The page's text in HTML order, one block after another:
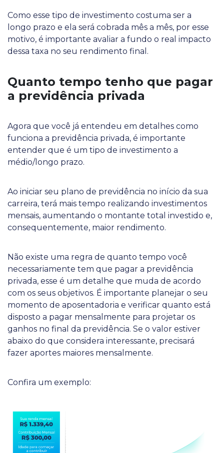
Como esse tipo de investimento costuma ser a
longo prazo e ela será cobrada mês a mês, por esse
motivo, é importante avaliar a fundo o real impacto
dessa taxa no seu rendimento final.
Quanto tempo tenho que pagar
a previdência privada
Agora que você já entendeu em detalhes como
funciona a previdência privada, é importante
entender que é um tipo de investimento a
médio/longo prazo.
Ao iniciar seu plano de previdência no início da sua
carreira, terá mais tempo realizando investimentos
mensais, aumentando o montante total investido e,
consequentemente, maior rendimento.
Não existe uma regra de quanto tempo você
necessariamente tem que pagar a previdência
privada, esse é um detalhe que muda de acordo
com os seus objetivos. É importante planejar o seu
momento de aposentadoria e verificar quanto está
disposto a pagar mensalmente para projetar os
ganhos no final da previdência. Se o valor estiver
abaixo do que considera interessante, precisará
fazer aportes maiores mensalmente.
Confira um exemplo: